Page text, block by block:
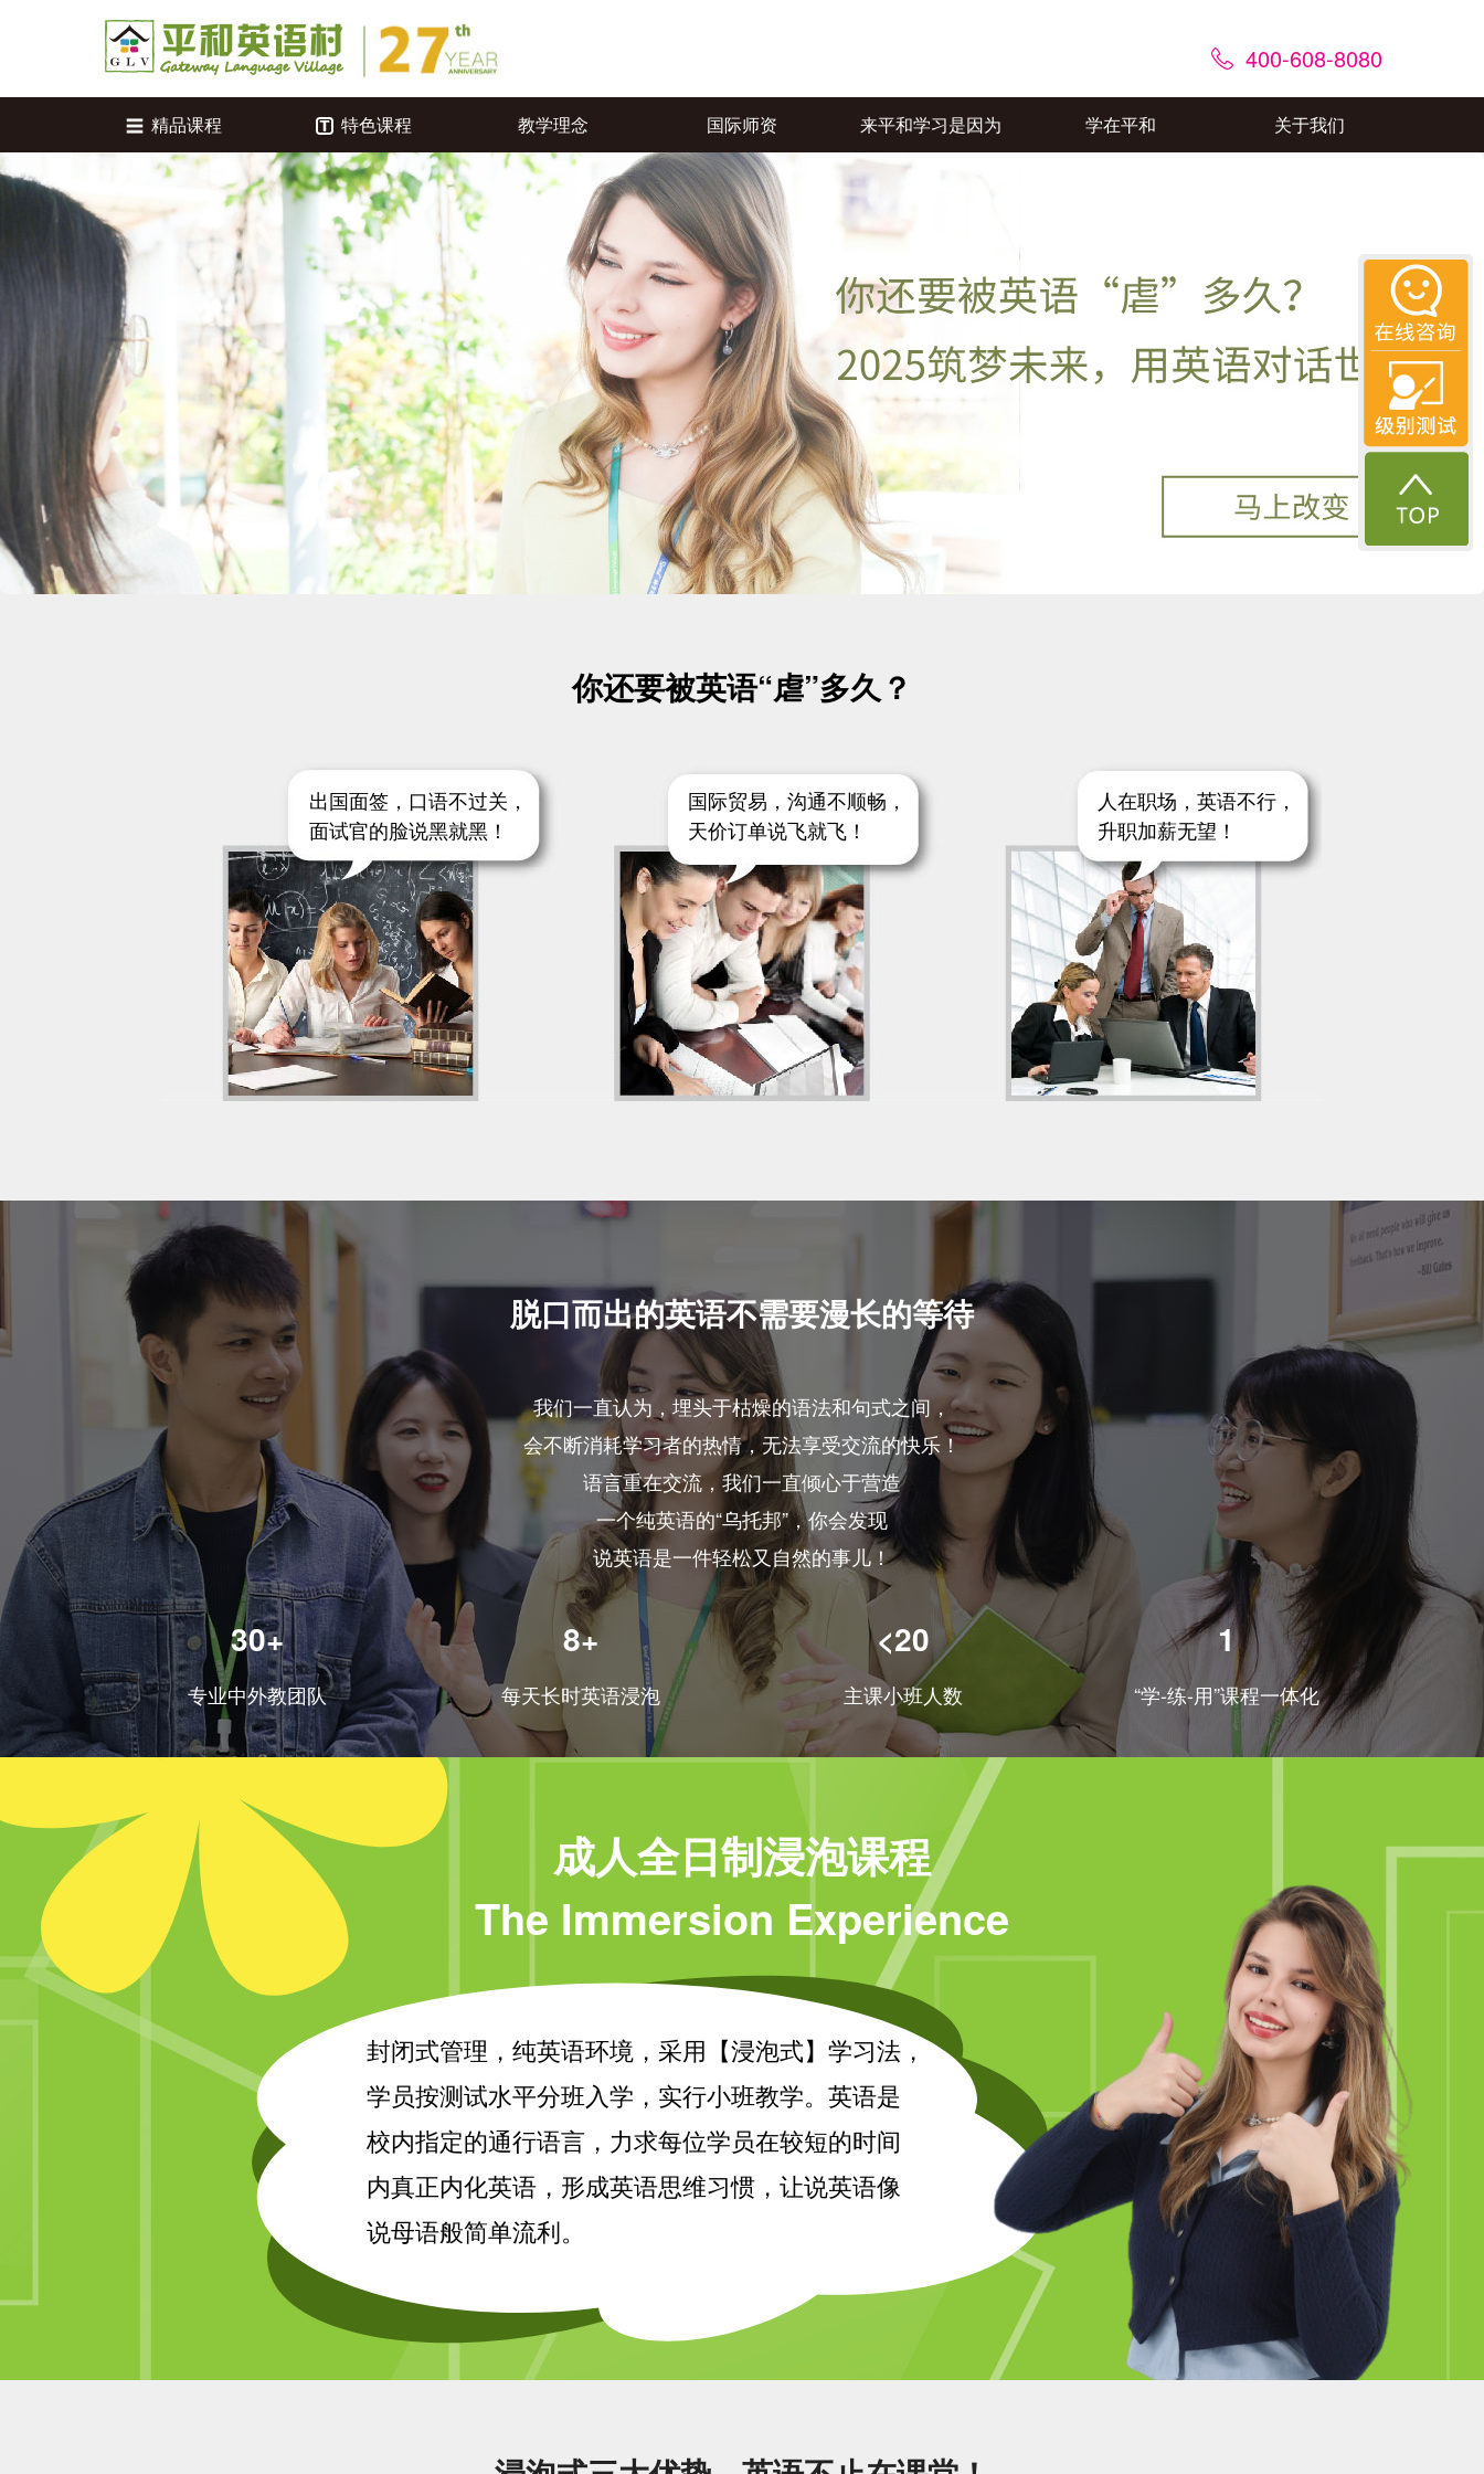
400-608-8080
精品课程 特色课程 教学理念 国际师资 来平和学习是因为 学在平和 关于我们
你还要被英语“虐”多久？
出国面签，口语不过关，
面试官的脸说黑就黑！
国际贸易，沟通不顺畅，
天价订单说飞就飞！
人在职场，英语不行，
升职加薪无望！
脱口而出的英语不需要漫长的等待
我们一直认为，埋头于枯燥的语法和句式之间，
会不断消耗学习者的热情，无法享受交流的快乐！
语言重在交流，我们一直倾心于营造
一个纯英语的“乌托邦”，你会发现
说英语是一件轻松又自然的事儿！
30+
专业中外教团队
8+
每天长时英语浸泡
<20
主课小班人数
1
“学-练-用”课程一体化
成人全日制浸泡课程
The Immersion Experience
封闭式管理，纯英语环境，采用【浸泡式】学习法，
学员按测试水平分班入学，实行小班教学。英语是
校内指定的通行语言，力求每位学员在较短的时间
内真正内化英语，形成英语思维习惯，让说英语像
说母语般简单流利。